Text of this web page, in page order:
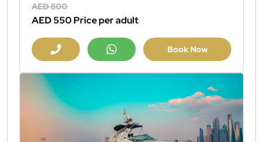
AED 800
AED 550Price per adult
Book Now